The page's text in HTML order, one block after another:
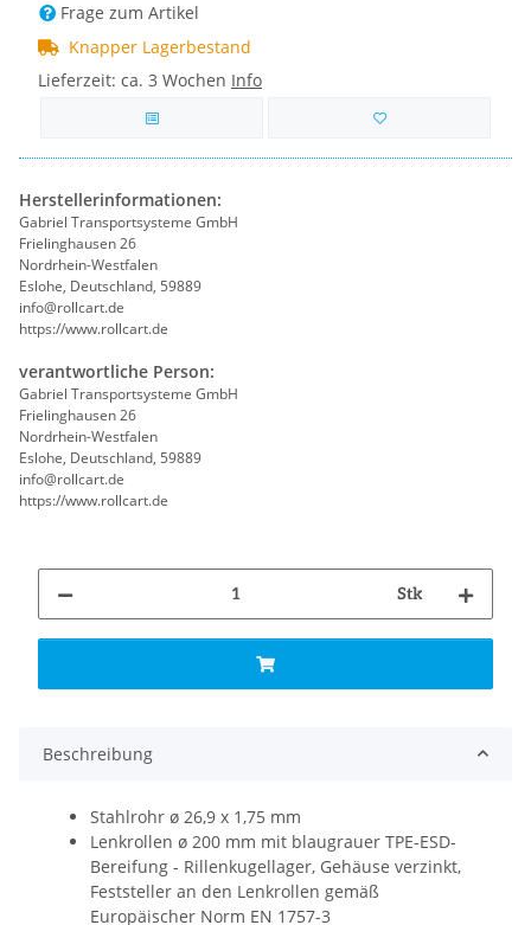
Frage zum Artikel
Knapper Lagerbestand
Lieferzeit: ca. 3 Wochen Info
Herstellerinformationen:
Gabriel Transportsysteme GmbH
Frielinghausen 26
Nordrhein-Westfalen
Eslohe, Deutschland, 59889
info@rollcart.de
https://www.rollcart.de
verantwortliche Person:
Gabriel Transportsysteme GmbH
Frielinghausen 26
Nordrhein-Westfalen
Eslohe, Deutschland, 59889
info@rollcart.de
https://www.rollcart.de
Stk
Beschreibung
Stahlrohr ø 26,9 x 1,75 mm
Lenkrollen ø 200 mm mit blaugrauer TPE-ESD-
Bereifung - Rillenkugellager, Gehäuse verzinkt,
Feststeller an den Lenkrollen gemäß
Europäischer Norm EN 1757-3